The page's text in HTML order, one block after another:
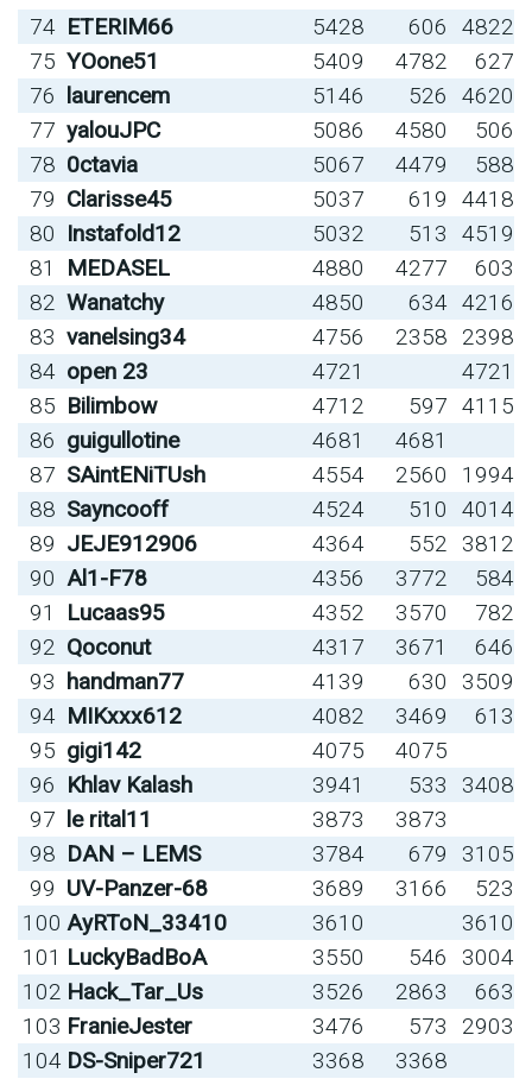
74 ETERIM66 5428 606
4822
75 YOone51 5409 4782
627
76 laurencem 5146 526
4620
77 yalouJPC 5086 4580
506
78 0ctavia 5067 4479
588
79 Clarisse45 5037 619
4418
80 Instafold12 5032 513
4519
81
MEDASEL 4880 4277
603
82 Wanatchy 4850 634 4216
83 vanelsing34 4756 2358
2398
84 open 23 4721
4721
85 Bilimbow 4712 597 4115
86 guigullotine 4681
4681
87 SAintENiTUsh 4554 2560
1994
88 Sayncooff 4524 510
4014
89 JEJE912906 4364 552
3812
90 Al1-F78 4356 3772
584
91
Lucaas95 4352 3570
782
92 Qoconut 4317 3671
646
93 handman77 4139 630
3509
94 MIKxxx612 4082 3469
613
95 gigi142 4075
4075
96 Khlav Kalash 3941 533
3408
97 le rital11 3873
3873
98 DAN – LEMS 3784 679
3105
99 UV-Panzer-68 3689 3166
523
100 AyRToN_33410 3610
3610
101 LuckyBadBoA 3550 546
3004
102 Hack_Tar_Us 3526 2863
663
103 FranieJester 3476 573
2903
104 DS-Sniper721 3368
3368